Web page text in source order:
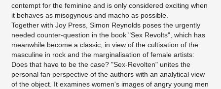
contempt for the feminine and is only considered exciting when
it behaves as misogynous and macho as possible.
Together with Joy Press, Simon Reynolds poses the urgently
needed counter-question in the book "Sex Revolts", which has
meanwhile become a classic, in view of the cultisation of the
masculine in rock and the marginalisation of female artists:
Does that have to be the case? "Sex-Revolten" unites the
personal fan perspective of the authors with an analytical view
of the object. It examines women's images of angry young men